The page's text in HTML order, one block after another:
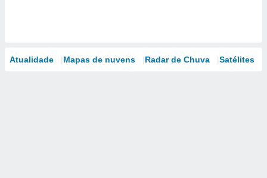
Atualidade Mapas de nuvens Radar de Chuva Satélites